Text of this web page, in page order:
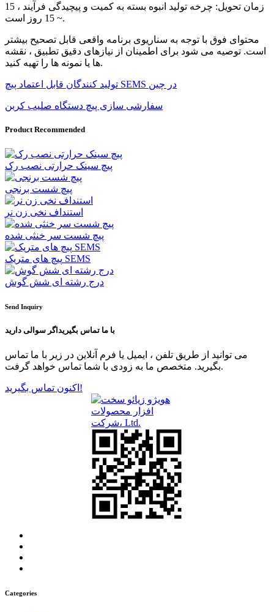
زمان تحویل: چرخه تولید انبوه بسته به کمیت و پیچیدگی فرآیند ، 15
~ 15 روز است.
محتوای فوق با توجه به سناریوی برنامه واقعی قابل تصحیح بیشتر
است. توصیه می شود برای اطمینان از نیازهای دقیق تطبیق ، نقشه
ها یا نمونه ها را تهیه کنید.
تولید کنندگان قابل اعتماد پیچ ​​SEMS در چین
سفارشی سازی پیچ دستگاه صلیب کربن
Product Recommended
پیچ سینک حرارتی نصب رک
پیچ شست برنجی
استنداف نخی زن نر
پیچ شست سر خنثی شده
پیچ های متریک SEMS
درج رشته ای شش گوش
Send Inquiry
با ما تماس بگیرید اگر سوالی دارید
می توانید از طریق تلفن ، ایمیل یا فرم آنلاین در زیر با ما تماس
بگیرید. متخصص ما به زودی با شما تماس خواهد گرفت.
اکنون تماس بگیرید!
Categories